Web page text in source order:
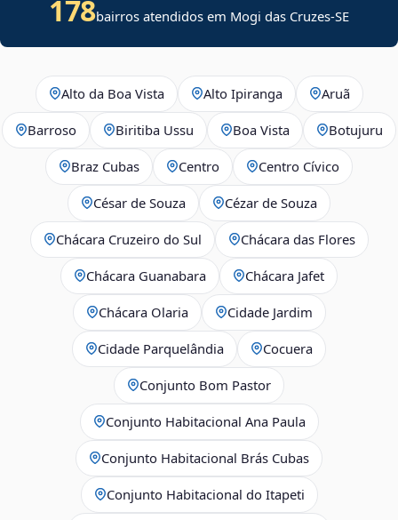
178bairros atendidos em Mogi das Cruzes-SE
Alto da Boa Vista Alto Ipiranga Aruã
Barroso Biritiba Ussu Boa Vista Botujuru
Braz Cubas Centro Centro Cívico
César de Souza Cézar de Souza
Chácara Cruzeiro do Sul Chácara das Flores
Chácara Guanabara Chácara Jafet
Chácara Olaria Cidade Jardim
Cidade Parquelândia Cocuera
Conjunto Bom Pastor
Conjunto Habitacional Ana Paula
Conjunto Habitacional Brás Cubas
Conjunto Habitacional do Itapeti